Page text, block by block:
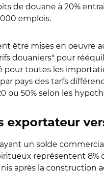
de douane à 20%
emplois.
être mises en oeuvre
douaniers" pour
pour toutes les
pays des tarfs
50% selon les
exportateur
un solde
représentent 8%
après la construction